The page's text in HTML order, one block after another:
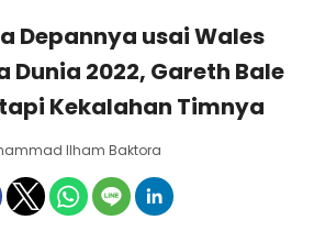
Depannya usai Wales
Dunia 2022, Gareth Bale
Kekalahan Timnya
Ilham Baktora